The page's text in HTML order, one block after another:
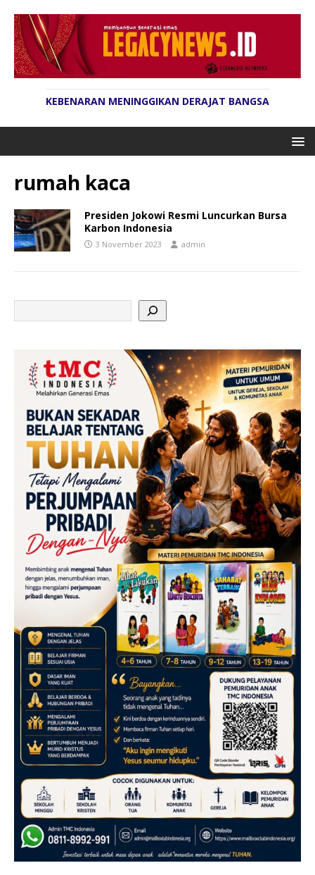
KEBENARAN MENINGGIKAN DERAJAT BANGSA
rumah kaca
Presiden Jokowi Resmi Luncurkan Bursa
Karbon Indonesia
3 November 2023 admin